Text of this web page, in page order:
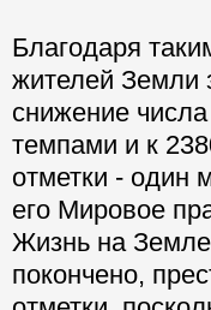
Благодаря
жителей Земли
снижение
темпами и к
отметки - один
его Мировое
Жизнь на
покончено,